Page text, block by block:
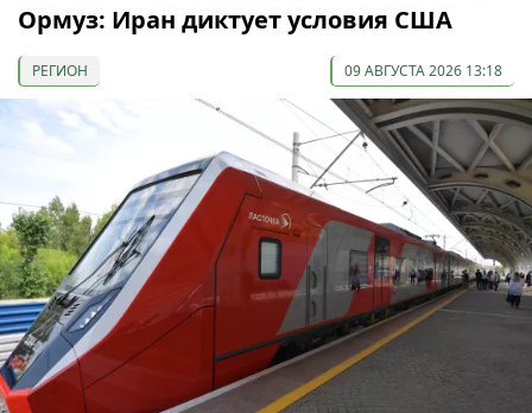
Ормуз: Иран диктует условия США
РЕГИОН 09 АВГУСТА 2026 13:18